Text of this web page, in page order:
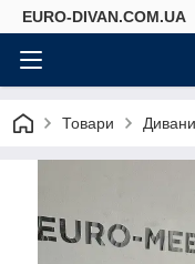
EURO-DIVAN.COM.UA
Товари